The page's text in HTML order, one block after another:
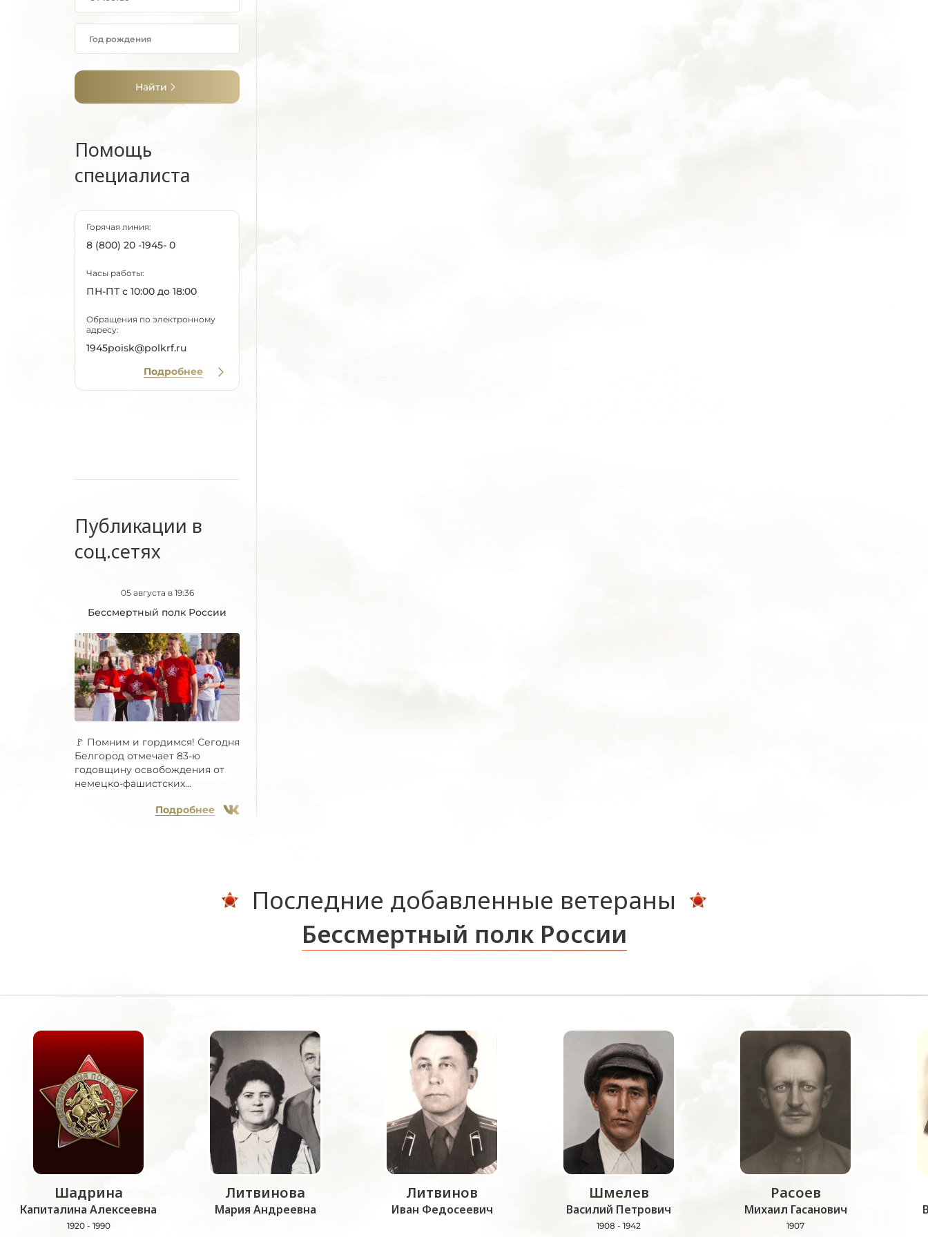
Найти
Помощь
специалиста
Горячая линия:
8 (800) 20 -1945- 0
Часы работы:
ПН-ПТ с 10:00 до 18:00
Обращения по электронному
адресу:
1945poisk@polkrf.ru
Подробнее
Публикации в
соц.сетях
05 августа в 19:36
Бессмертный полк России
🚩 Помним и гордимся! Сегодня
Белгород отмечает 83-ю
годовщину освобождения от
немецко-фашистских...
Подробнее
Последние добавленные ветераны
Бессмертный полк России
Шадрина
Капиталина Алексеевна
1920 - 1990
Литвинова
Мария Андреевна
Литвинов
Иван Федосеевич
Шмелев
Василий Петрович
1908 - 1942
Расоев
Михаил Гасанович
1907